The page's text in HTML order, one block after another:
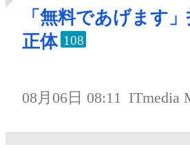
「無料であげます
正体 108
08月06日 08:11 ITmedia